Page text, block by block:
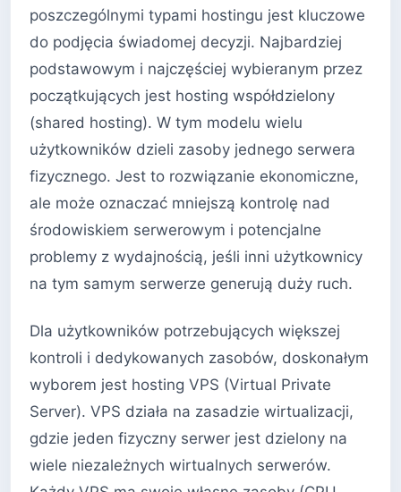
poszczególnymi typami hostingu jest kluczowe
do podjęcia świadomej decyzji. Najbardziej
podstawowym i najczęściej wybieranym przez
początkujących jest hosting współdzielony
(shared hosting). W tym modelu wielu
użytkowników dzieli zasoby jednego serwera
fizycznego. Jest to rozwiązanie ekonomiczne,
ale może oznaczać mniejszą kontrolę nad
środowiskiem serwerowym i potencjalne
problemy z wydajnością, jeśli inni użytkownicy
na tym samym serwerze generują duży ruch.
Dla użytkowników potrzebujących większej
kontroli i dedykowanych zasobów, doskonałym
wyborem jest hosting VPS (Virtual Private
Server). VPS działa na zasadzie wirtualizacji,
gdzie jeden fizyczny serwer jest dzielony na
wiele niezależnych wirtualnych serwerów.